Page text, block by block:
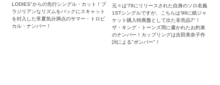
LODIES"からの先行シングル・カット！ブ
ラジリアンなリズムをバックにスキャット
を封入した常夏気分満点のサマー・トロピ
カル・ナンバー！
元々は'79にリリースされた自身のソロ名義
1STシングルですが、こちらは'99に紙ジャ
ケット購入特典盤として出た非売品7"！
ザ・キング・トーンズ用に書かれたお約束
のナンバー！カップリングは吉田美奈子作
詞による"ボンバー"！